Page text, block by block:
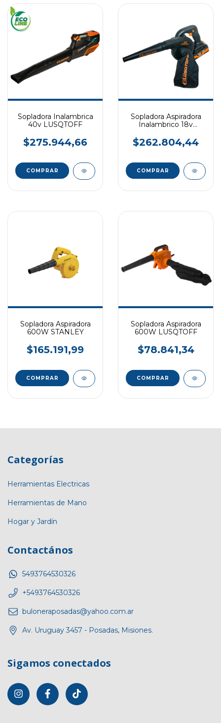
Sopladora Inalambrica
40v LUSQTOFF
$275.944,66
Sopladora Aspiradora
Inalambrico 18v
$262.804,44
Sopladora Aspiradora
600W STANLEY
$165.191,99
Sopladora Aspiradora
600W LUSQTOFF
$78.841,34
Categorías
Herramientas Electricas
Herramientas de Mano
Hogar y Jardín
Contactános
5493764530326
+5493764530326
buloneraposadas@yahoo.com.ar
Av. Uruguay 3457 - Posadas, Misiones.
Sigamos conectados